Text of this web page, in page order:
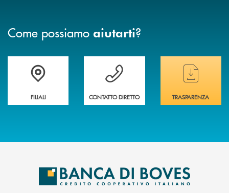
Come possiamo aiutarti?
Trova la filiale&nbsp; più vicina a te
FILIALI
Hai bisogno di assistenza immediata ?
CONTATTO DIRETTO
Hai bisogno di
TRASPARENZA